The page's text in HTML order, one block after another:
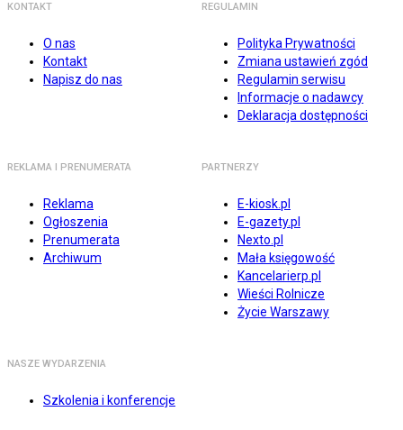
KONTAKT
O nas
Kontakt
Napisz do nas
REGULAMIN
Polityka Prywatności
Zmiana ustawień zgód
Regulamin serwisu
Informacje o nadawcy
Deklaracja dostępności
REKLAMA I PRENUMERATA
Reklama
Ogłoszenia
Prenumerata
Archiwum
PARTNERZY
E-kiosk.pl
E-gazety.pl
Nexto.pl
Mała księgowość
Kancelarierp.pl
Wieści Rolnicze
Życie Warszawy
NASZE WYDARZENIA
Szkolenia i konferencje